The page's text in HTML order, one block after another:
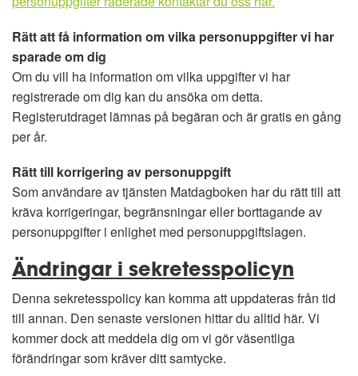
Rätt att få information om vilka personuppgifter vi har
sparade om dig
Om du vill ha information om vilka uppgifter vi har
registrerade om dig kan du ansöka om detta.
Registerutdraget lämnas på begäran och är gratis en gång
per år.
Rätt till korrigering av personuppgift
Som användare av tjänsten Matdagboken har du rätt till att
kräva korrigeringar, begränsningar eller borttagande av
personuppgifter i enlighet med personuppgiftslagen.
Ändringar i sekretesspolicyn
Denna sekretesspolicy kan komma att uppdateras från tid
till annan. Den senaste versionen hittar du alltid här. Vi
kommer dock att meddela dig om vi gör väsentliga
förändringar som kräver ditt samtycke.